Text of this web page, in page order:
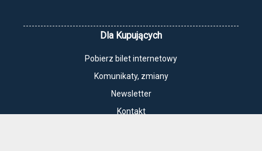
Dla Kupujących
Pobierz bilet internetowy
Komunikaty, zmiany
Newsletter
Kontakt